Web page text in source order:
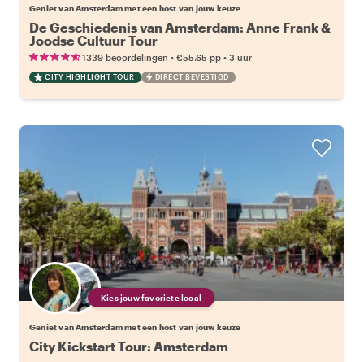
Geniet van Amsterdam met een host van jouw keuze
De Geschiedenis van Amsterdam: Anne Frank &
Joodse Cultuur Tour
1339 beoordelingen • €55.65 pp • 3 uur
CITY HIGHLIGHT TOUR DIRECT BEVESTIGD
Kies jouw favoriete local
Geniet van Amsterdam met een host van jouw keuze
City Kickstart Tour: Amsterdam